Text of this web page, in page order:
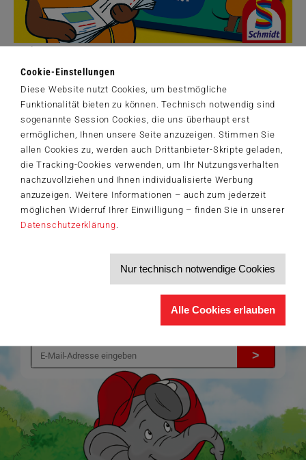
Cookie-Einstellungen
Diese Website nutzt Cookies, um bestmögliche
Funktionalität bieten zu können. Technisch notwendig sind
sogenannte Session Cookies, die uns überhaupt erst
ermöglichen, Ihnen unsere Seite anzuzeigen. Stimmen Sie
allen Cookies zu, werden auch Drittanbieter-Skripte geladen,
die Tracking-Cookies verwenden, um Ihr Nutzungsverhalten
nachzuvollziehen und Ihnen individualisierte Werbung
anzuzeigen. Weitere Informationen – auch zum jederzeit
möglichen Widerruf Ihrer Einwilligung – finden Sie in unserer
Datenschutzerklärung.
Nur technisch notwendige Cookies
Alle Cookies erlauben
daher auch „Das Quiz mit der Maus“. Dabei versuchen zwei bis vier
Spieler ab sieben Jahren die passenden Antworten auf die
gestellten Fragen zu finden und sich damit auf dem Spielplan in
Richtung Ziel zu bewegen...
Der Schmidt-Spiele-Newsletter
Jetzt anmelden und 5€ Willkommensrabatt sichern
Bleiben Sie auf dem Laufenden zu Neuheiten, Trends und aktuellen
Themen rund um Schmidt
Spiele – und sichern Sie sich einen
Willkommensgutschein in Höhe von 5€ für Ihren nächsten Einkauf im
Schmidt-Spiele-Shop.
Informationen zu Veranstaltungen und Aktionen
Service-Informationen, z.B. zur Ersatzteilversorgung
Ich möchte den Schmidt-Spiele-Newsletter erhalten. Die Abmeldung ist
>